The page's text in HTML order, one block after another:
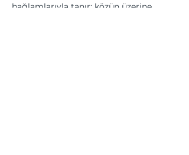
bağlamlarıyla tanır; közün üzerine